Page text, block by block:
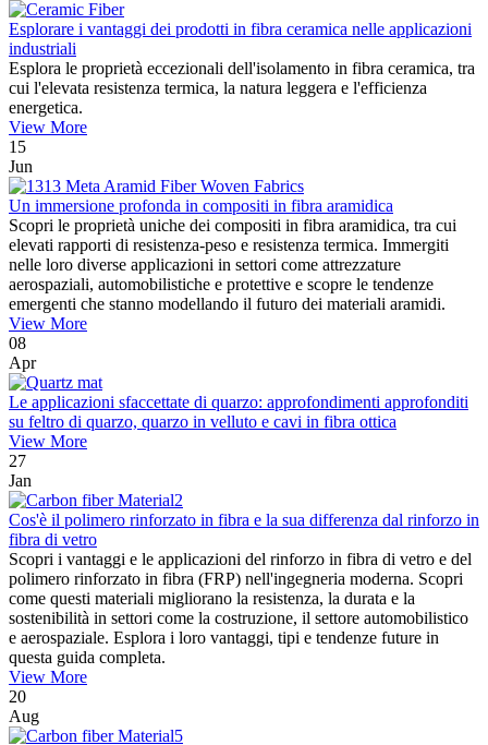
Esplorare i vantaggi dei prodotti in fibra ceramica nelle applicazioni
industriali
Esplora le proprietà eccezionali dell'isolamento in fibra ceramica, tra
cui l'elevata resistenza termica, la natura leggera e l'efficienza
energetica.
View More
15
Jun
Un immersione profonda in compositi in fibra aramidica
Scopri le proprietà uniche dei compositi in fibra aramidica, tra cui
elevati rapporti di resistenza-peso e resistenza termica. Immergiti
nelle loro diverse applicazioni in settori come attrezzature
aerospaziali, automobilistiche e protettive e scopre le tendenze
emergenti che stanno modellando il futuro dei materiali aramidi.
View More
08
Apr
Le applicazioni sfaccettate di quarzo: approfondimenti approfonditi
su feltro di quarzo, quarzo in velluto e cavi in ​​fibra ottica
View More
27
Jan
Cos'è il polimero rinforzato in fibra e la sua differenza dal rinforzo in
fibra di vetro
Scopri i vantaggi e le applicazioni del rinforzo in fibra di vetro e del
polimero rinforzato in fibra (FRP) nell'ingegneria moderna. Scopri
come questi materiali migliorano la resistenza, la durata e la
sostenibilità in settori come la costruzione, il settore automobilistico
e aerospaziale. Esplora i loro vantaggi, tipi e tendenze future in
questa guida completa.
View More
20
Aug